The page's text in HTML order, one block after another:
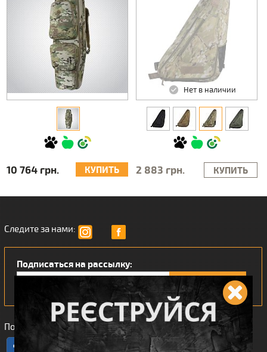
10 764 грн. КУПИТЬ
Нет в наличии
2 883 грн. КУПИТЬ
Следите за нами:
Подписаться на рассылку:
Понравился наш интернет магазин?